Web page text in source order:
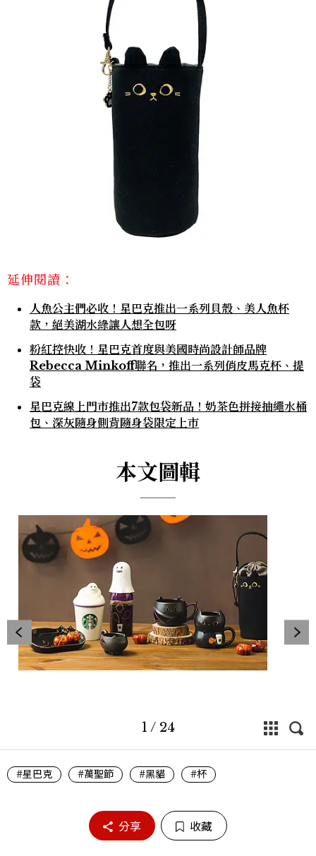
延伸閱讀：
人魚公主們必收！星巴克推出一系列貝殼、美人魚杯
款，絕美湖水綠讓人想全包呀
粉紅控快收！星巴克首度與美國時尚設計師品牌
Rebecca Minkoff聯名，推出一系列俏皮馬克杯、提
袋
星巴克線上門市推出7款包袋新品！奶茶色拼接抽繩水桶
包、深灰隨身側背隨身袋限定上市
本文圖輯
1 / 24
#星巴克 #萬聖節 #黑貓 #杯
分享 收藏